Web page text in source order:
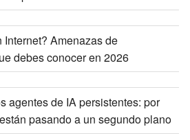
Internet? Amenazas de
debes conocer en 2026
agentes de IA persistentes: por
pasando a un segundo plano